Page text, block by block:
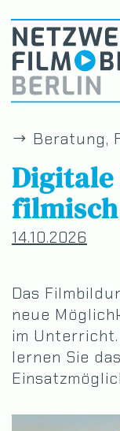
Beratung,
14.10.2026
Das
neue
im
lernen Sie